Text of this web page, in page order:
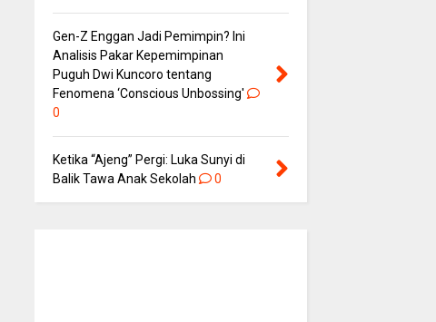
Gen-Z Enggan Jadi Pemimpin? Ini
Analisis Pakar Kepemimpinan
Puguh Dwi Kuncoro tentang
Fenomena ‘Conscious Unbossing'
0
Ketika “Ajeng” Pergi: Luka Sunyi di
Balik Tawa Anak Sekolah
0